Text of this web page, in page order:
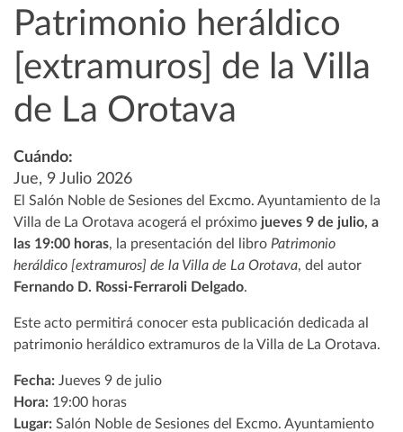
Patrimonio heráldico
[extramuros] de la Villa
de La Orotava
Cuándo:
Jue, 9 Julio 2026
El Salón Noble de Sesiones del Excmo. Ayuntamiento de la
Villa de La Orotava acogerá el próximo jueves 9 de julio, a
las 19:00 horas, la presentación del libro Patrimonio
heráldico [extramuros] de la Villa de La Orotava, del autor
Fernando D. Rossi-Ferraroli Delgado.
Este acto permitirá conocer esta publicación dedicada al
patrimonio heráldico extramuros de la Villa de La Orotava.
Fecha: Jueves 9 de julio
Hora: 19:00 horas
Lugar: Salón Noble de Sesiones del Excmo. Ayuntamiento